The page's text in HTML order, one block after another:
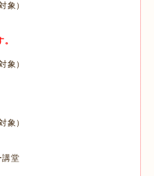
象）
象）
象）
講堂